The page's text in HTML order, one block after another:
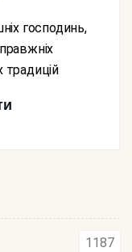
традицій
1187